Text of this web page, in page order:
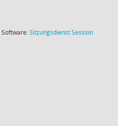
Software:SitzungsdienstSession(Wird in